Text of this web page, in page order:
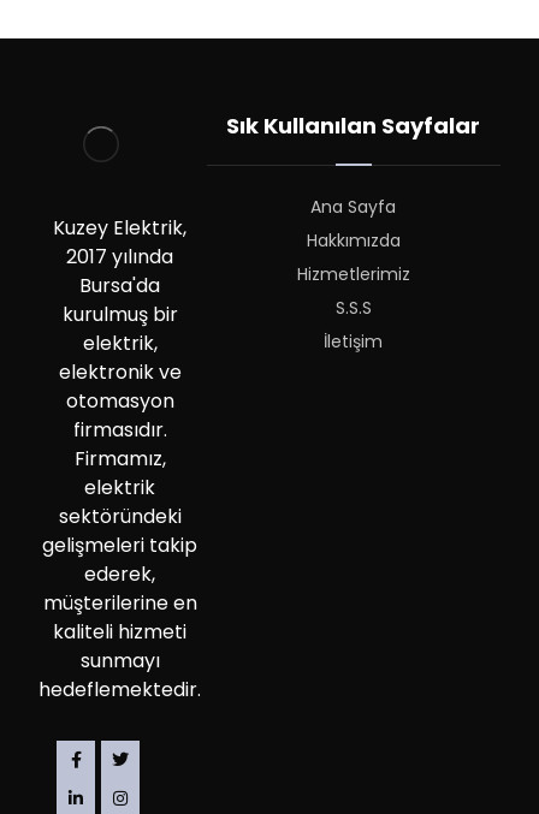
Kuzey Elektrik,
2017 yılında
Bursa'da
kurulmuş bir
elektrik,
elektronik ve
otomasyon
firmasıdır.
Firmamız,
elektrik
sektöründeki
gelişmeleri takip
ederek,
müşterilerine en
kaliteli hizmeti
sunmayı
hedeflemektedir.
Sık Kullanılan Sayfalar
Ana Sayfa
Hakkımızda
Hizmetlerimiz
S.S.S
İletişim